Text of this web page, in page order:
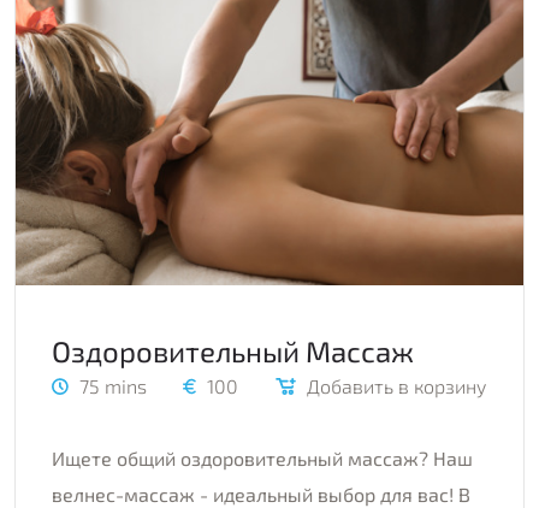
Оздоровительный Массаж
75 mins 100 Добавить в корзину
Ищете общий оздоровительный массаж? Наш
велнес-массаж - идеальный выбор для вас! В